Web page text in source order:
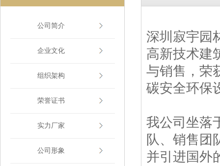
公司简介
企业文化
组织架构
荣誉证书
实力厂家
公司形象
深圳寂宇园
高新技术建
与销售，荣
碳安全环保
我公司坐落
队、销售团
并引进国外